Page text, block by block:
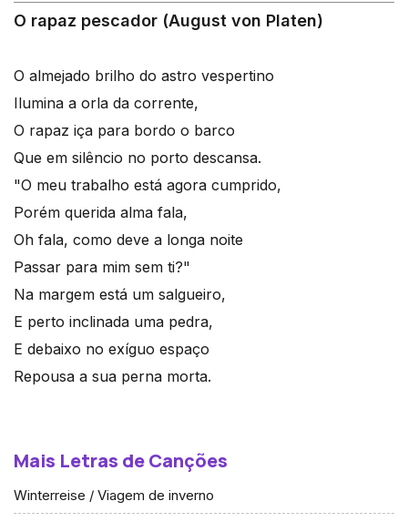
O rapaz pescador (August von Platen)
O almejado brilho do astro vespertino
Ilumina a orla da corrente,
O rapaz iça para bordo o barco
Que em silêncio no porto descansa.
"O meu trabalho está agora cumprido,
Porém querida alma fala,
Oh fala, como deve a longa noite
Passar para mim sem ti?"
Na margem está um salgueiro,
E perto inclinada uma pedra,
E debaixo no exíguo espaço
Repousa a sua perna morta.
Mais Letras de Canções
Winterreise / Viagem de inverno